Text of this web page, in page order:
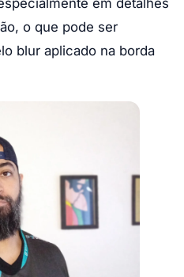
em detalhes
o que pode ser
blur aplicado na borda